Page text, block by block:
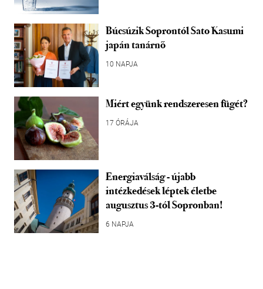
Búcsúzik Soprontól Sato Kasumi
japán tanárnő
10 NAPJA
Miért együnk rendszeresen fügét?
17 ÓRÁJA
Energiaválság - újabb
intézkedések léptek életbe
augusztus 3-tól Sopronban!
6 NAPJA